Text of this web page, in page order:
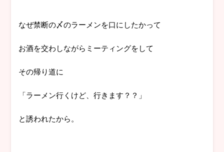
なぜ禁断の〆のラーメンを口にしたかって
お酒を交わしながらミーティングをして
その帰り道に
「ラーメン行くけど、行きます？？」
と誘われたから。